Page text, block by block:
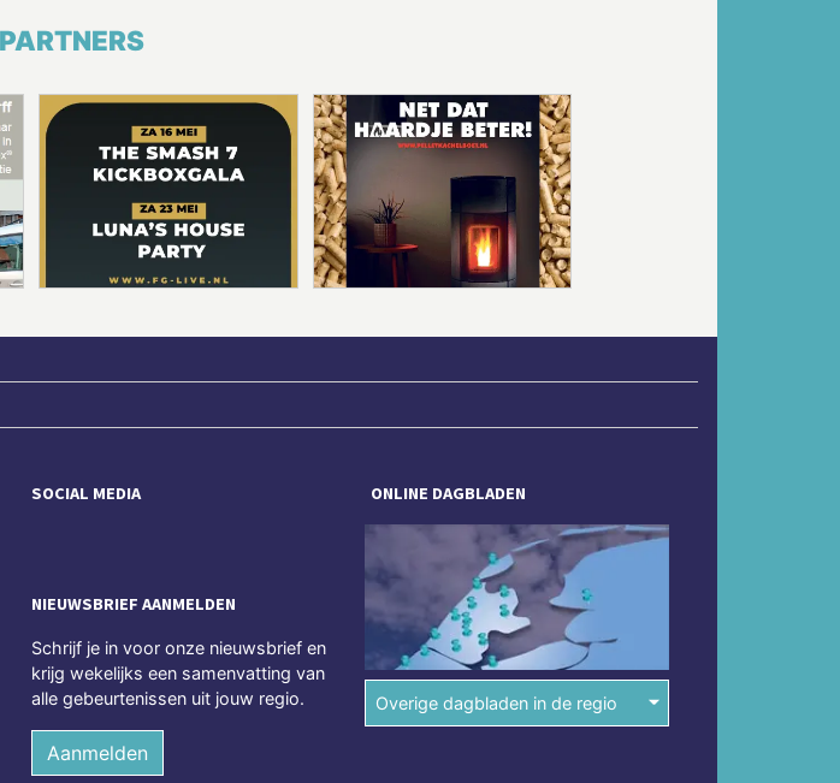
PARTNERS
SOCIAL MEDIA
NIEUWSBRIEF AANMELDEN
Schrijf je in voor onze nieuwsbrief en
krijg wekelijks een samenvatting van
alle gebeurtenissen uit jouw regio.
Aanmelden
ONLINE DAGBLADEN
Overige dagbladen in de regio